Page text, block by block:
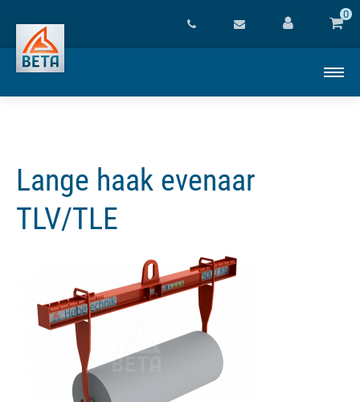
0
Lange haak evenaar
TLV/TLE